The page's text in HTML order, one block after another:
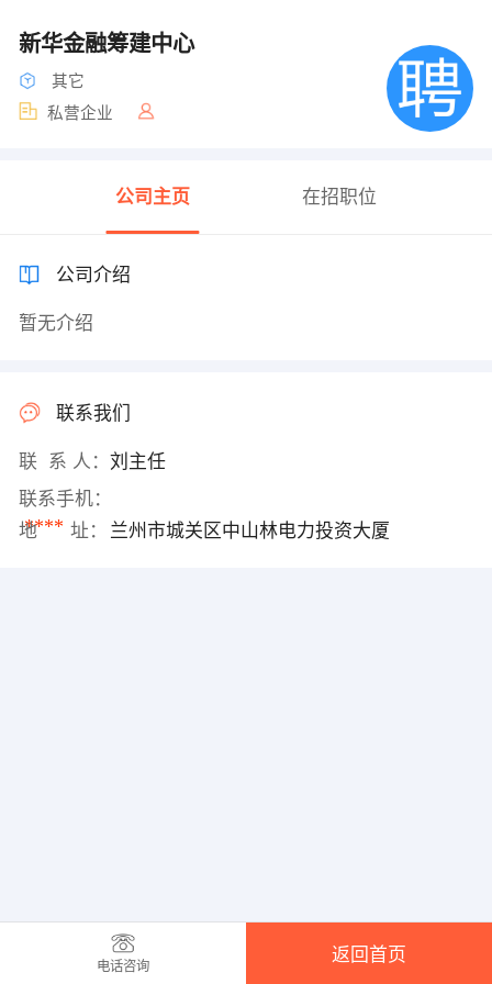
新华金融筹建中心
其它
私营企业
公司主页 在招职位
公司介绍
暂无介绍
联系我们
联 系 人： 刘主任
联系手机：
****
地 址： 兰州市城关区中山林电力投资大厦
电话咨询
返回首页